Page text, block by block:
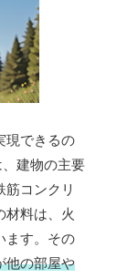
現できるの
建物の主要
コンクリ
材料は、火
ます。その
他の部屋や